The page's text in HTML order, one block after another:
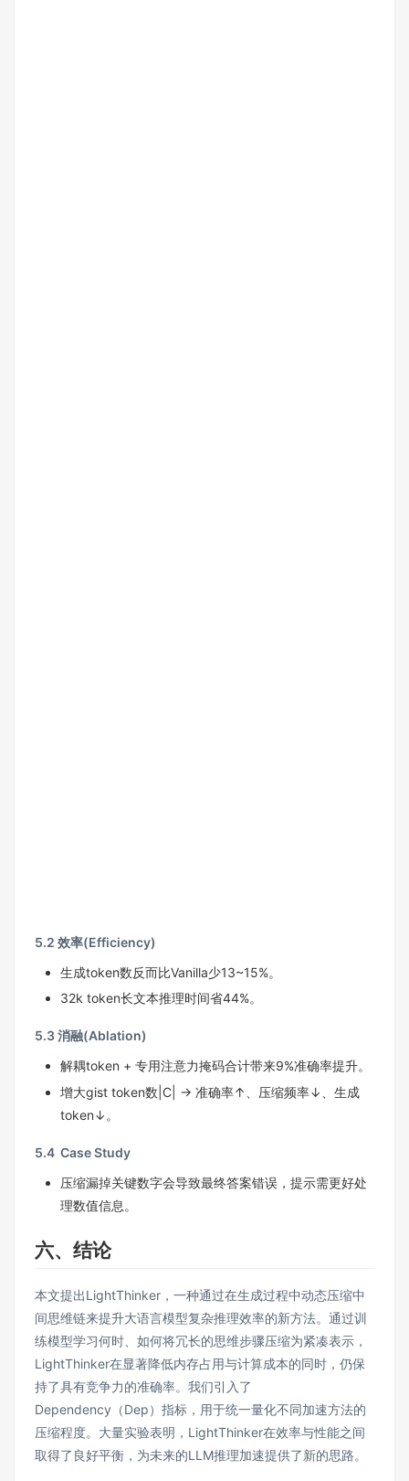
5.2 效率(Efficiency)
生成token数反而比Vanilla少13~15%。
32k token长文本推理时间省44%。
5.3 消融(Ablation)
解耦token + 专用注意力掩码合计带来9%准确率提升。
增大gist token数|C| → 准确率↑、压缩频率↓、生成
token↓。
5.4 Case Study
压缩漏掉关键数字会导致最终答案错误，提示需更好处
理数值信息。
六、结论
本文提出LightThinker，一种通过在生成过程中动态压缩中
间思维链来提升大语言模型复杂推理效率的新方法。通过训
练模型学习何时、如何将冗长的思维步骤压缩为紧凑表示，
LightThinker在显著降低内存占用与计算成本的同时，仍保
持了具有竞争力的准确率。我们引入了
Dependency（Dep）指标，用于统一量化不同加速方法的
压缩程度。大量实验表明，LightThinker在效率与性能之间
取得了良好平衡，为未来的LLM推理加速提供了新的思路。